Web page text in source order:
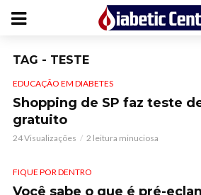
TAG - TESTE
EDUCAÇÃO EM DIABETES
Shopping de SP faz teste
gratuito
24 Visualizações 2 leitura minuciosa
FIQUE POR DENTRO
Você sabe o que é pré-